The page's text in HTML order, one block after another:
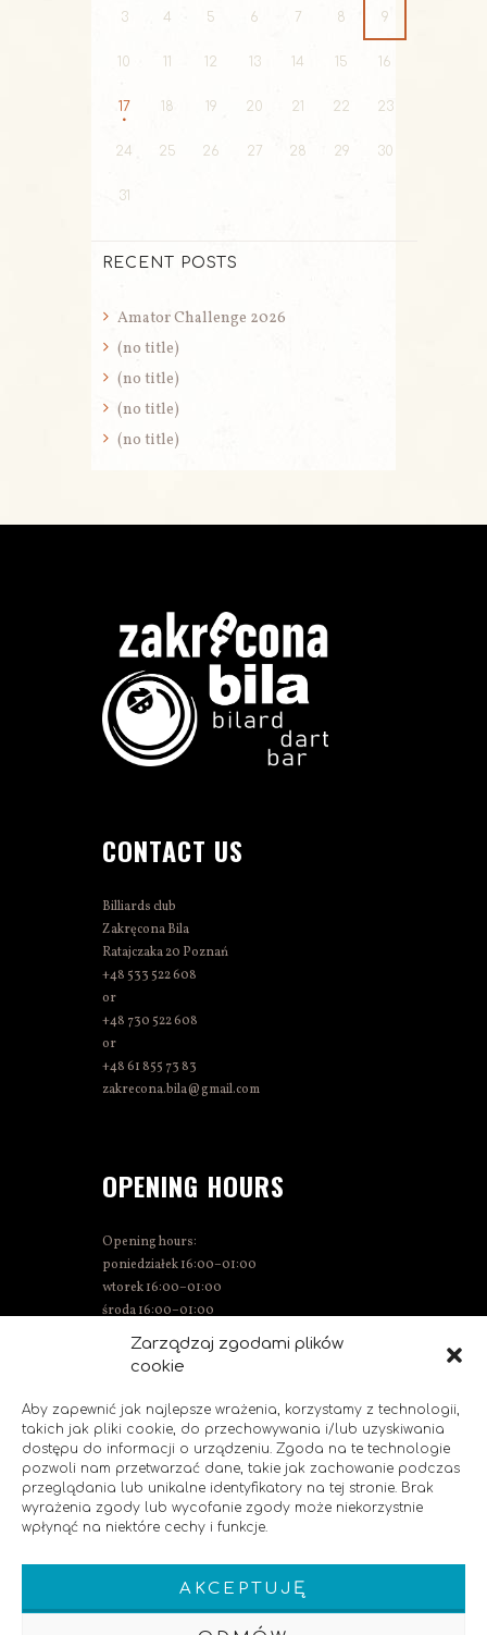
Zarządzaj zgodami plików
cookie
Aby zapewnić jak najlepsze wrażenia, korzystamy z technologii,
takich jak pliki cookie, do przechowywania i/lub uzyskiwania
dostępu do informacji o urządzeniu. Zgoda na te technologie
pozwoli nam przetwarzać dane, takie jak zachowanie podczas
przeglądania lub unikalne identyfikatory na tej stronie. Brak
wyrażenia zgody lub wycofanie zgody może niekorzystnie
wpłynąć na niektóre cechy i funkcje.
AKCEPTUJĘ
3 4 5 6 7 8 9
10 11 12 13 14 15 16
17 18 19 20 21 22 23
24 25 26 27 28 29 30
31
RECENT POSTS
Amator Challenge 2026
(no title)
(no title)
(no title)
(no title)
CONTACT US
Billiards club
Zakręcona Bila
Ratajczaka 20 Poznań
+48 533 522 608
or
+48 730 522 608
or
+48 61 855 73 83
zakrecona.bila@gmail.com
OPENING HOURS
Opening hours:
poniedziałek 16:00–01:00
wtorek 16:00–01:00
środa 16:00–01:00
Thursday 15:00–01:00
Friday 15:00–02:00
Sunday 14:00–00:00
SOCIAL MEDIA